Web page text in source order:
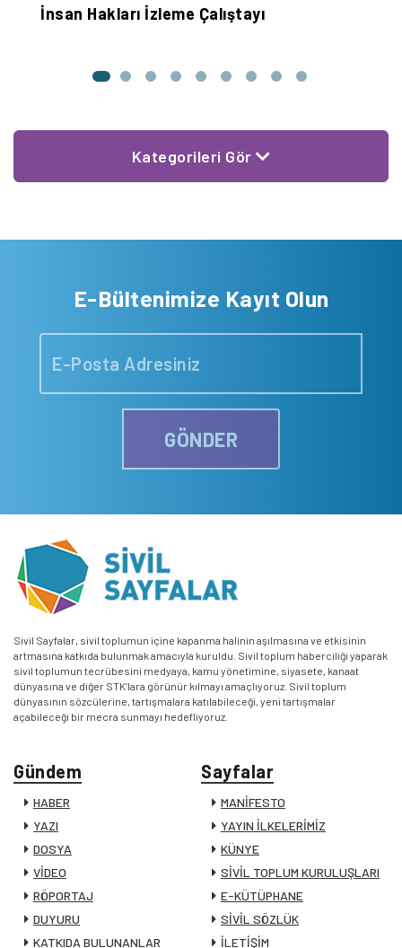
İnsan Hakları İzleme Çalıştayı
Kategorileri Gör
E-Bültenimize Kayıt Olun
GÖNDER
Sivil Sayfalar, sivil toplumun içine kapanma halinin aşılmasına ve etkisinin
artmasına katkıda bulunmak amacıyla kuruldu. Sivil toplum haberciliği yaparak
sivil toplumun tecrübesini medyaya, kamu yönetimine, siyasete, kanaat
dünyasına ve diğer STK’lara görünür kılmayı amaçlıyoruz. Sivil toplum
dünyasının sözcülerine, tartışmalara katılabileceği, yeni tartışmalar
açabileceği bir mecra sunmayı hedefliyoruz.
Gündem
HABER
YAZI
DOSYA
VİDEO
RÖPORTAJ
DUYURU
KATKIDA BULUNANLAR
Sayfalar
MANİFESTO
YAYIN İLKELERİMİZ
KÜNYE
SİVİL TOPLUM KURULUŞLARI
E-KÜTÜPHANE
SİVİL SÖZLÜK
İLETİŞİM